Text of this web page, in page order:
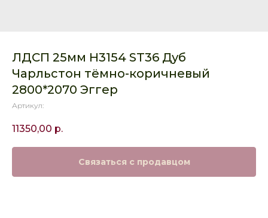
ЛДСП 25мм H3154 ST36 Дуб
Чарльстон тёмно-коричневый
2800*2070 Эггер
Артикул:
11350,00 р.
Связаться с продавцом